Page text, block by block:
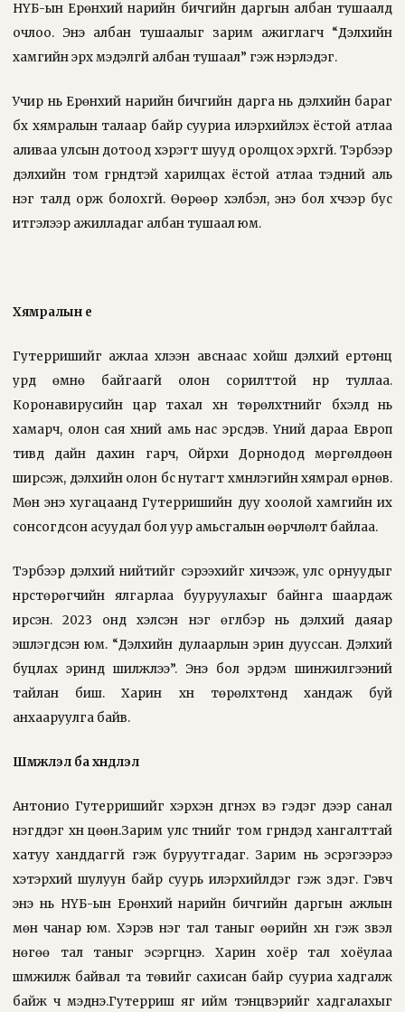
НҮБ-ын Ерөнхий нарийн бичгийн даргын албан тушаалд
очлоо. Энэ албан тушаалыг зарим ажиглагч “Дэлхийн
хамгийн эрх мэдэлгүй албан тушаал” гэж нэрлэдэг.
Учир нь Ерөнхий нарийн бичгийн дарга нь дэлхийн бараг
бүх хямралын талаар байр сууриа илэрхийлэх ёстой атлаа
аливаа улсын дотоод хэрэгт шууд оролцох эрхгүй. Тэрбээр
дэлхийн том гүрнүүдтэй харилцах ёстой атлаа тэдний аль
нэг талд орж болохгүй. Өөрөөр хэлбэл, энэ бол хүчээр бус
итгэлээр ажилладаг албан тушаал юм.
Хямралын үе
Гутерришийг ажлаа хүлээн авснаас хойш дэлхий ертөнц
урд өмнө байгаагүй олон сорилттой нүүр туллаа.
Коронавирусийн цар тахал хүн төрөлхтнийг бүхэлд нь
хамарч, олон сая хүний амь нас эрсдэв. Үүний дараа Европ
тивд дайн дахин гарч, Ойрхи Дорнодод мөргөлдөөн
ширүүсэж, дэлхийн олон бүс нутагт хүмүүнлэгийн хямрал өрнөв.
Мөн энэ хугацаанд Гутерришийн дуу хоолой хамгийн их
сонсогдсон асуудал бол уур амьсгалын өөрчлөлт байлаа.
Тэрбээр дэлхий нийтийг сэрээхийг хичээж, улс орнуудыг
нүүрстөрөгчийн ялгарлаа бууруулахыг байнга шаардаж
ирсэн. 2023 онд хэлсэн нэг өгүүлбэр нь дэлхий даяар
эшлэгдсэн юм. “Дэлхийн дулаарлын эрин дууссан. Дэлхий
буцлах эринд шилжлээ”. Энэ бол эрдэм шинжилгээний
тайлан биш. Харин хүн төрөлхтөнд хандаж буй
анхааруулга байв.
Шүүмжлэл ба хүндлэл
Антонио Гутерришийг хэрхэн дүгнэх вэ гэдэг дээр санал
нэгддэг хүн цөөн.Зарим улс түүнийг том гүрнүүдэд хангалттай
хатуу ханддаггүй гэж буруутгадаг. Зарим нь эсрэгээрээ
хэтэрхий шулуун байр суурь илэрхийлдэг гэж үздэг. Гэвч
энэ нь НҮБ-ын Ерөнхий нарийн бичгийн даргын ажлын
мөн чанар юм. Хэрэв нэг тал таныг өөрийн хүн гэж үзвэл
нөгөө тал таныг эсэргүүцнэ. Харин хоёр тал хоёулаа
шүүмжилж байвал та төвийг сахисан байр сууриа хадгалж
байж ч мэднэ.Гутерриш яг ийм тэнцвэрийг хадгалахыг